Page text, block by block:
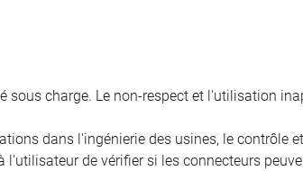
sous charge. Le non-respect et l'utilisation
dans l'ingénierie des usines, le contrôle
de vérifier si les connecteurs